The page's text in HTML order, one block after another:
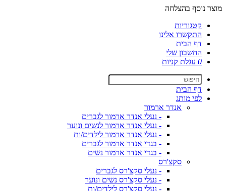
מוצר נוסף בהצלחה
קטגוריות
התקשרו אלינו
דף הבית
החשבון שלי
0 עגלת קניות
דף הבית
לפי מותג
אנדר ארמור
- נעלי אנדר ארמור לגברים
- נעלי אנדר ארמור לנשים ונוער
- נעלי אנדר ארמור לילדים/ות
- בגדי אנדר ארמור לגברים
- בגדי אנדר ארמור נשים
סקצ'רס
- נעלי סקצ'רס לגברים
- נעלי סקצ'רס נשים ונוער
- נעלי סקצ'רס לילדים/ות